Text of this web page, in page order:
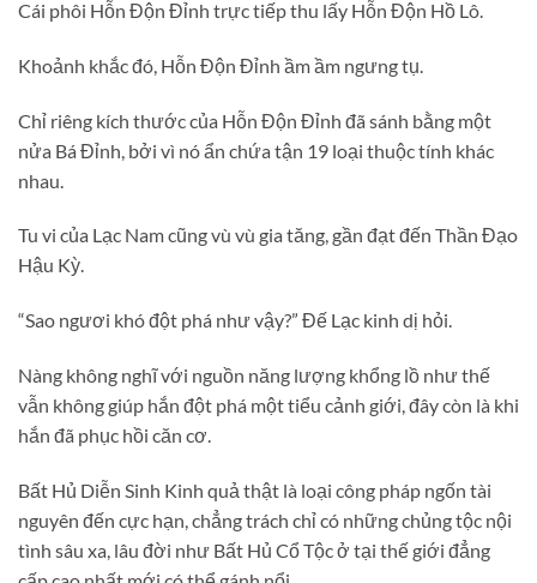
Cái phôi Hỗn Độn Đỉnh trực tiếp thu lấy Hỗn Độn Hồ Lô.
Khoảnh khắc đó, Hỗn Độn Đỉnh ầm ầm ngưng tụ.
Chỉ riêng kích thước của Hỗn Độn Đỉnh đã sánh bằng một
nửa Bá Đỉnh, bởi vì nó ẩn chứa tận 19 loại thuộc tính khác
nhau.
Tu vi của Lạc Nam cũng vù vù gia tăng, gần đạt đến Thần Đạo
Hậu Kỳ.
“Sao ngươi khó đột phá như vậy?” Đế Lạc kinh dị hỏi.
Nàng không nghĩ với nguồn năng lượng khổng lồ như thế
vẫn không giúp hắn đột phá một tiểu cảnh giới, đây còn là khi
hắn đã phục hồi căn cơ.
Bất Hủ Diễn Sinh Kinh quả thật là loại công pháp ngốn tài
nguyên đến cực hạn, chẳng trách chỉ có những chủng tộc nội
tình sâu xa, lâu đời như Bất Hủ Cổ Tộc ở tại thế giới đẳng